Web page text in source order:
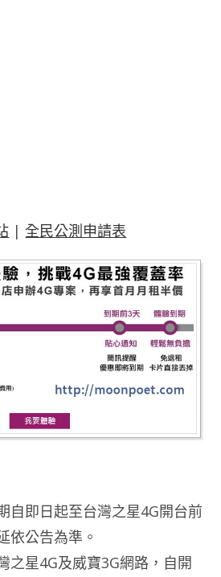
| 全民公測申請表
自即日起至台灣之星4G開台前
依公告為準。
之星4G及威寶3G網路，自開